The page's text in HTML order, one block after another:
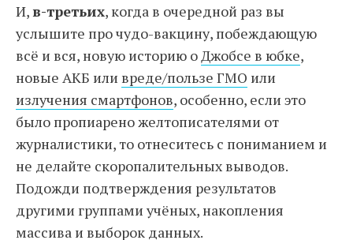
И,в-третьих, когда в очередной раз вы
услышите про чудо-вакцину, побеждающую
всё и вся, новую историю о Джобсе в юбке,
новые АКБ или вреде/пользе ГМО или
излучения смартфонов, особенно, если это
было пропиарено желтописателями от
журналистики, то отнеситесь с пониманием и
не делайте скоропалительных выводов.
Подожди подтверждения результатов
другими группами учёных, накопления
массива и выборок данных.